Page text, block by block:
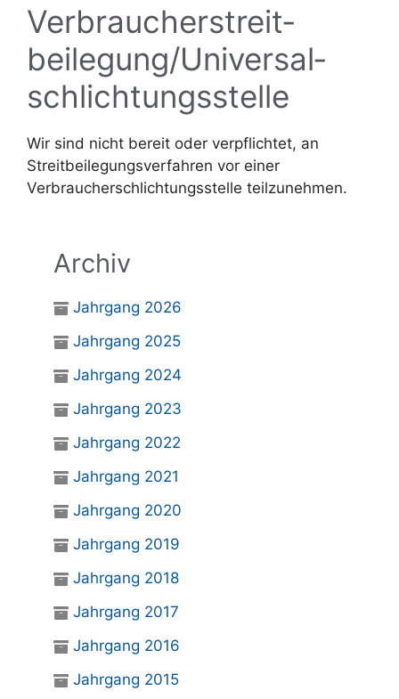
Verbraucher­streit­
beilegung/Universal­
schlichtungs­stelle
Wir sind nicht bereit oder verpflichtet, an
Streitbeilegungsverfahren vor einer
Verbraucherschlichtungsstelle teilzunehmen.
Archiv
Jahrgang 2026
Jahrgang 2025
Jahrgang 2024
Jahrgang 2023
Jahrgang 2022
Jahrgang 2021
Jahrgang 2020
Jahrgang 2019
Jahrgang 2018
Jahrgang 2017
Jahrgang 2016
Jahrgang 2015